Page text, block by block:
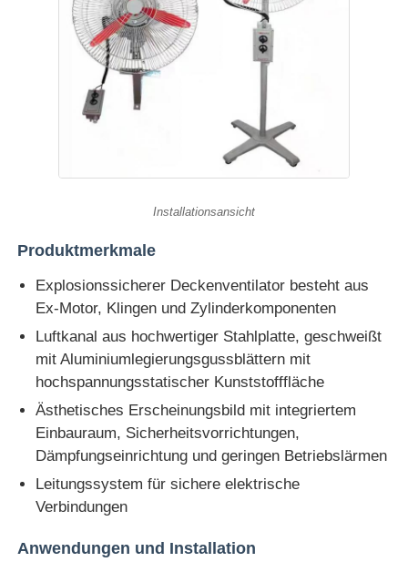
Installationsansicht
Produktmerkmale
Explosionssicherer Deckenventilator besteht aus
Ex-Motor, Klingen und Zylinderkomponenten
Luftkanal aus hochwertiger Stahlplatte, geschweißt
mit Aluminiumlegierungsgussblättern mit
hochspannungsstatischer Kunststofffläche
Ästhetisches Erscheinungsbild mit integriertem
Einbauraum, Sicherheitsvorrichtungen,
Dämpfungseinrichtung und geringen Betriebslärmen
Leitungssystem für sichere elektrische
Verbindungen
Anwendungen und Installation